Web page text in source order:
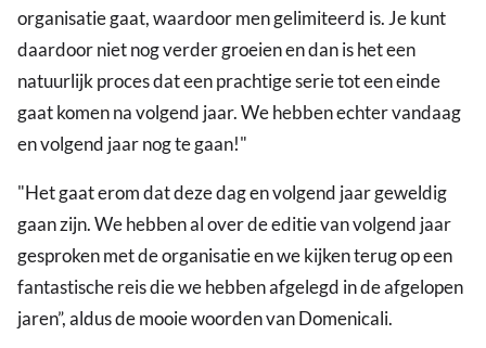
organisatie gaat, waardoor men gelimiteerd is. Je kunt
daardoor niet nog verder groeien en dan is het een
natuurlijk proces dat een prachtige serie tot een einde
gaat komen na volgend jaar. We hebben echter vandaag
en volgend jaar nog te gaan!"
"Het gaat erom dat deze dag en volgend jaar geweldig
gaan zijn. We hebben al over de editie van volgend jaar
gesproken met de organisatie en we kijken terug op een
fantastische reis die we hebben afgelegd in de afgelopen
jaren”, aldus de mooie woorden van Domenicali.